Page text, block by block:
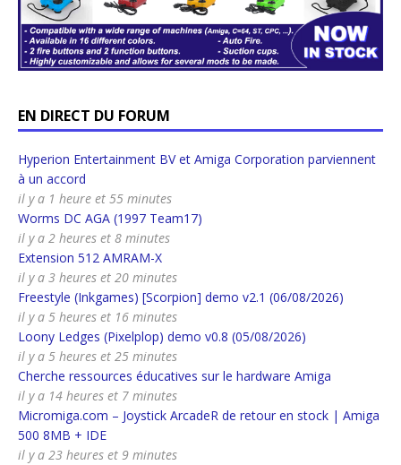
EN DIRECT DU FORUM
Hyperion Entertainment BV et Amiga Corporation parviennent
à un accord
il y a 1 heure et 55 minutes
Worms DC AGA (1997 Team17)
il y a 2 heures et 8 minutes
Extension 512 AMRAM-X
il y a 3 heures et 20 minutes
Freestyle (Inkgames) [Scorpion] demo v2.1 (06/08/2026)
il y a 5 heures et 16 minutes
Loony Ledges (Pixelplop) demo v0.8 (05/08/2026)
il y a 5 heures et 25 minutes
Cherche ressources éducatives sur le hardware Amiga
il y a 14 heures et 7 minutes
Micromiga.com – Joystick ArcadeR de retour en stock | Amiga
500 8MB + IDE
il y a 23 heures et 9 minutes